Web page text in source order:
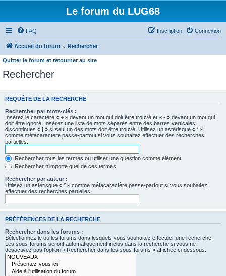
Le forum du LUG68
FAQ Connexion
Inscription
Accueil du forum Rechercher
Quitter le forum et retourner au site
Rechercher
REQUÊTE DE LA RECHERCHE
Rechercher par mots-clés :
Insérez le caractère « + » devant un mot qui doit être trouvé et « - » devant un mot qui
doit être ignoré. Insérez une liste de mots séparés entre des barres verticales
discontinues « | » si seul un des mots doit être trouvé. Utilisez un astérisque « * »
comme métacaractère passe-partout si vous souhaitez effectuer des recherches
partielles.
Rechercher tous les termes ou utiliser une question comme élément
Rechercher n’importe quel de ces termes
Rechercher par auteur :
Utilisez un astérisque « * » comme métacaractère passe-partout si vous souhaitez
effectuer des recherches partielles.
PRÉFÉRENCES DE LA RECHERCHE
Rechercher dans les forums :
Sélectionnez le ou les forums dans lesquels vous souhaitez effectuer une recherche.
Les sous-forums seront automatiquement inclus dans la recherche si vous ne
désactivez pas l’option « Rechercher dans les sous-forums » affichée ci-dessous.